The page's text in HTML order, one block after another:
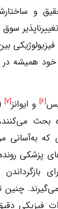
و
خود همیشه
و ایوانز[۷]
بحث می‌کنند،
به‌آسانی
پزشکی
بازگرداندن
چنین
فیزیکی